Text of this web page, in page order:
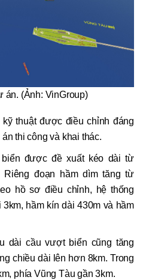
án. (Ảnh: VinGroup)
thuật được điều chỉnh đáng
thi công và khai thác.
được đề xuất kéo dài từ
Riêng đoạn hầm dìm tăng từ
hồ sơ điều chỉnh, hệ thống
hầm kín dài 430m và hầm
dài cầu vượt biển cũng tăng
chiều dài lên hơn 8km. Trong
phía Vũng Tàu gần 3km.